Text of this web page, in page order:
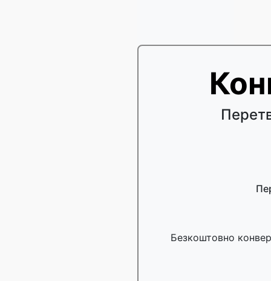
Безкоштовно